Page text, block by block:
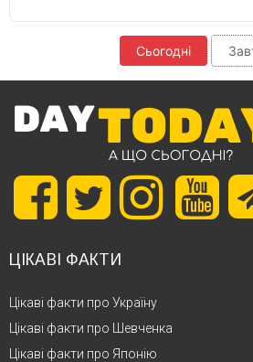
Сьогодні
ЦІКАВІ ФАКТИ
Цікаві факти про Україну
Цікаві факти про Шевченка
Цікаві факти про Японію